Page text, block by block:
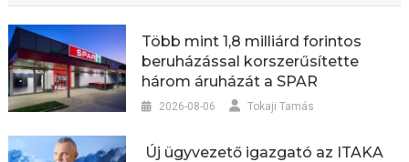
Több mint 1,8 milliárd forintos
beruházással korszerűsítette
három áruházát a SPAR
2026-08-06 Tokaji Tamás
Új ügyvezető igazgató az ITAKA